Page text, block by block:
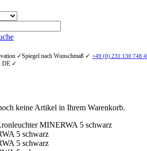
✓Spiegel nach Wunschmaß ✓ +49 (0) 231 130 748
DE ✓
keine Artikel in Ihrem Warenkorb.
MINERWA 5 schwarz